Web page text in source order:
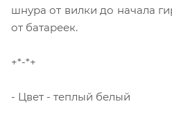
шнура от вилки до начала
от батареек.
+*-*+
- Цвет - теплый белый